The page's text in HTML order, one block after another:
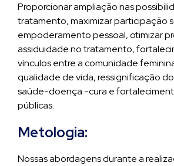
Proporcionar ampliação nas
tratamento, maximizar participação
empoderamento pessoal, otimizar
assiduidade no tratamento,
vínculos entre a comunidade
qualidade de vida, ressignificação
saúde-doença -cura e
públicas.
Metologia:
Nossas abordagens durante a